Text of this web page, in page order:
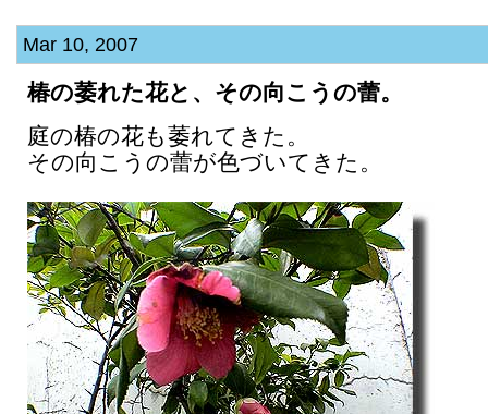
Mar 10, 2007
椿の萎れた花と、その向こうの蕾。
庭の椿の花も萎れてきた。
その向こうの蕾が色づいてきた。